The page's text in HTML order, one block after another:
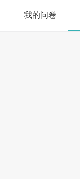
我的问卷